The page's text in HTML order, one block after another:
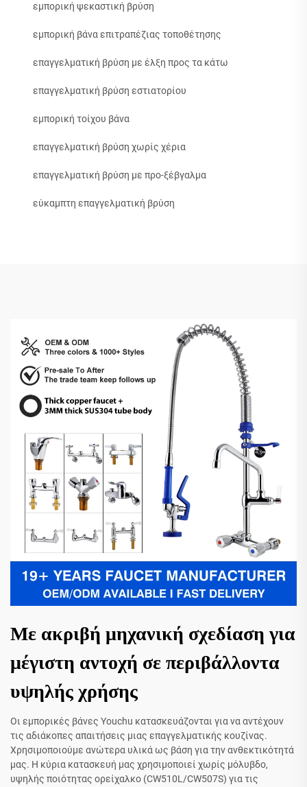
εμπορική ψεκαστική βρύση
εμπορική βάνα επιτραπέζιας τοποθέτησης
επαγγελματική βρύση με έλξη προς τα κάτω
επαγγελματική βρύση εστιατορίου
εμπορική τοίχου βάνα
επαγγελματική βρύση χωρίς χέρια
επαγγελματική βρύση με προ-ξέβγαλμα
εύκαμπτη επαγγελματική βρύση
Με ακριβή μηχανική σχεδίαση για
μέγιστη αντοχή σε περιβάλλοντα
υψηλής χρήσης
Οι εμπορικές βάνες Youchu κατασκευάζονται για να αντέχουν
τις αδιάκοπες απαιτήσεις μιας επαγγελματικής κουζίνας.
Χρησιμοποιούμε ανώτερα υλικά ως βάση για την ανθεκτικότητά
μας. Η κύρια κατασκευή μας χρησιμοποιεί χωρίς μόλυβδο,
υψηλής ποιότητας ορείχαλκο (CW510L/CW507S) για τις